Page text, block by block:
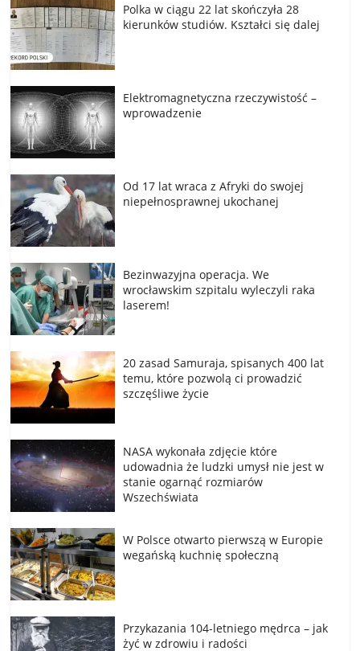
Polka w ciągu 22 lat skończyła 28
kierunków studiów. Kształci się dalej
Elektromagnetyczna rzeczywistość –
wprowadzenie
Od 17 lat wraca z Afryki do swojej
niepełnosprawnej ukochanej
Bezinwazyjna operacja. We
wrocławskim szpitalu wyleczyli raka
laserem!
20 zasad Samuraja, spisanych 400 lat
temu, które pozwolą ci prowadzić
szczęśliwe życie
NASA wykonała zdjęcie które
udowadnia że ludzki umysł nie jest w
stanie ogarnąć rozmiarów
Wszechświata
W Polsce otwarto pierwszą w Europie
wegańską kuchnię społeczną
Przykazania 104-letniego mędrca – jak
żyć w zdrowiu i radości